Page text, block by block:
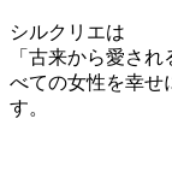
シルクリエは
「古来から愛さ
べての女性を幸せ
す。